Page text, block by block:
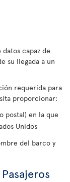
capaz de
su llegada a un
requerida para
proporcionar:
postal) en la que
Unidos
del barco y